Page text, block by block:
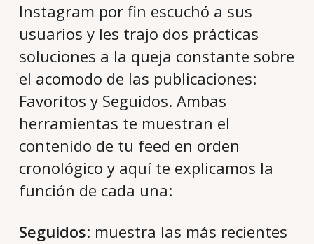
Instagram por fin escuchó a sus
usuarios y les trajo dos prácticas
soluciones a la queja constante sobre
el acomodo de las publicaciones:
Favoritos y Seguidos. Ambas
herramientas te muestran el
contenido de tu feed en orden
cronológico y aquí te explicamos la
función de cada una:
Seguidos: muestra las más recientes